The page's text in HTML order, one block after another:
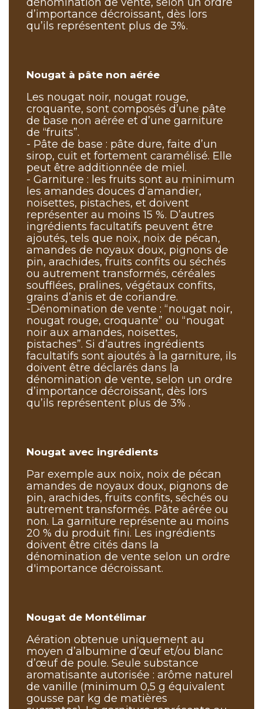
d’importance décroissant, dès lors
qu’ils représentent plus de 3%.
Nougat à pâte non aérée
Les nougat noir, nougat rouge,
croquante, sont composés d’une pâte
de base non aérée et d’une garniture
de “fruits”.
- Pâte de base : pâte dure, faite d’un
sirop, cuit et fortement caramélisé. Elle
peut être additionnée de miel.
- Garniture : les fruits sont au minimum
les amandes douces d’amandier,
noisettes, pistaches, et doivent
représenter au moins 15 %. D’autres
ingrédients facultatifs peuvent être
ajoutés, tels que noix, noix de pécan,
amandes de noyaux doux, pignons de
pin, arachides, fruits confits ou séchés
ou autrement transformés, céréales
soufflées, pralines, végétaux confits,
grains d’anis et de coriandre.
-Dénomination de vente : “nougat noir,
nougat rouge, croquante” ou “nougat
noir aux amandes, noisettes,
pistaches”. Si d’autres ingrédients
facultatifs sont ajoutés à la garniture, ils
doivent être déclarés dans la
dénomination de vente, selon un ordre
d’importance décroissant, dès lors
qu’ils représentent plus de 3% .
Nougat avec ingrédients
Par exemple aux noix, noix de pécan
amandes de noyaux doux, pignons de
pin, arachides, fruits confits, séchés ou
autrement transformés. Pâte aérée ou
non. La garniture représente au moins
20 % du produit fini. Les ingrédients
doivent être cités dans la
dénomination de vente selon un ordre
d'importance décroissant.
Nougat de Montélimar
Aération obtenue uniquement au
moyen d’albumine d’œuf et/ou blanc
d’œuf de poule. Seule substance
aromatisante autorisée : arôme naturel
de vanille (minimum 0,5 g équivalent
gousse par kg de matières